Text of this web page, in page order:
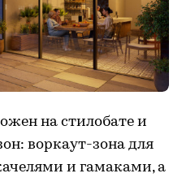
на стилобате и
воркаут-зона для
и гамаками, а